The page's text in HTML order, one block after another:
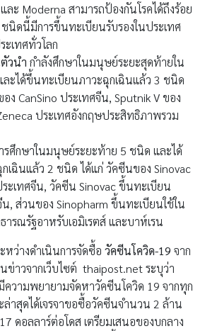
ละ Moderna สามารถป้องกันโรคได้ถึงร้อย
นิดนี้มีการขึ้นทะเบียนรับรองในประเทศ
เทศทั่วโลก
วนำ กำลังศึกษาในมนุษย์ระยะสุดท้ายใน
ะได้ขึ้นทะเบียนภาวะฉุกเฉินแล้ว 3 ชนิด
ง CanSino ประเทศจีน, Sputnik V ของ
ประเทศอังกฤษประสิทธิภาพรวม
รศึกษาในมนุษย์ระยะท้าย 5 ชนิด และได้
เฉินแล้ว 2 ชนิด ได้แก่ วัคซีนของ Sinovac
ะเทศจีน, วัคซีน Sinovac ขึ้นทะเบียน
น, ส่วนของ Sinopharm ขึ้นทะเบียนใช้ใน
รณรัฐอาหรับเอมิเรตส์ และบาห์เรน
หว่างดำเนินการจัดซื้อ วัคซีนโควิด-19 จาก
ข่าวจากเว็บไซต์ thaipost.net ระบุว่า
ความพยายามจัดหาวัคซีนโควิด 19 จากทุก
าสุดได้เจรจาขอซื้อวัคซีนจำนวน 2 ล้าน
ดอลลาร์ต่อโดส เตรียมเสนอของบกลาง